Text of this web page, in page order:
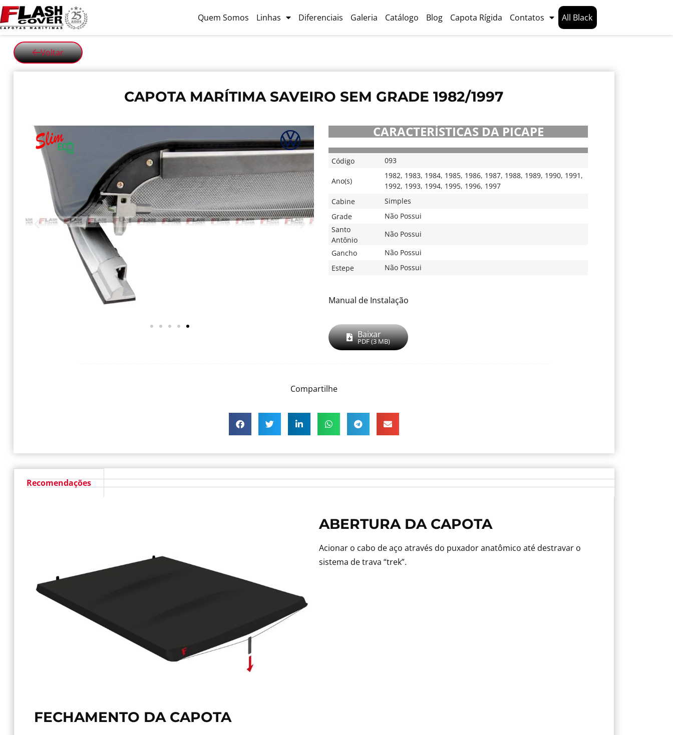
Quem Somos Linhas Diferenciais Galeria Catálogo Blog Capota Rígida Contatos All Black
Voltar
CAPOTA MARÍTIMA SAVEIRO SEM GRADE 1982/1997
CARACTERÍSTICAS DA PICAPE
Código 093
Ano(s)
1982, 1983, 1984, 1985, 1986, 1987, 1988, 1989, 1990, 1991 ,
1992, 1993, 1994, 1995, 1996, 1997
Cabine
Simples
Grade
Não Possui
Santo
Antônio
Não Possui
Gancho
Não Possui
Estepe
Não Possui
Manual de Instalação
Baixar
PDF (3 MB)
Compartilhe
Recomendações
ABERTURA DA CAPOTA
Acionar o cabo de aço através do puxador anatômico até destravar o
sistema de trava “trek”.
FECHAMENTO DA CAPOTA